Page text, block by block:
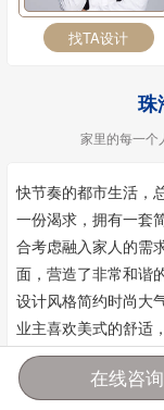
找TA设计
珠
家里的每一个
快节奏的都市生活，
一份渴求，拥有一套
合考虑融入家人的需
面，营造了非常和谐
设计风格简约时尚大
业主喜欢美式的舒适
简美风。
首页
在线咨询